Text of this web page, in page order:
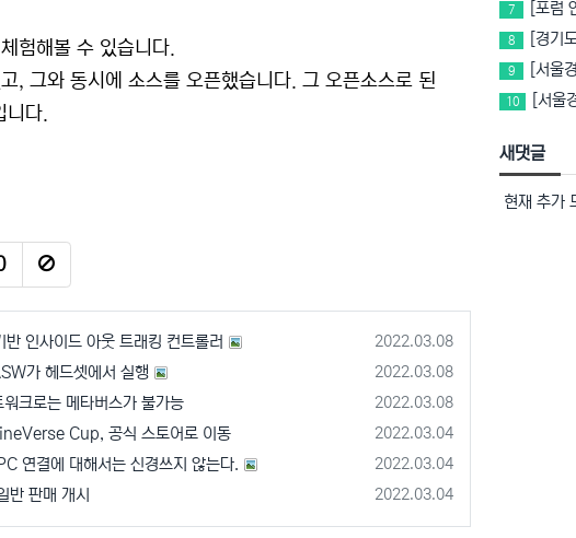
험해볼 수 있습니다.
, 그와 동시에 소스를 오픈했습니다. 그 오픈소스로 된
니다.
추천 신고
등록일
2022.03.08
인사이드 아웃 트래킹 컨트롤러
등록일
2022.03.08
가 헤드셋에서 실행
등록일
2022.03.08
크로는 메타버스가 불가능
등록일
2022.03.04
Cup, 공식 스토어로 이동
등록일
2022.03.04
연결에 대해서는 신경쓰지 않는다.
등록일
2022.03.04
반 판매 개시
7 [포럼 안내] “
8 [경기도경제과
9 [서울경제진
10 [서울경제진흥원]
새댓글
현재 추가 모집 진행 중에 있습니다! 아래 링크로 확